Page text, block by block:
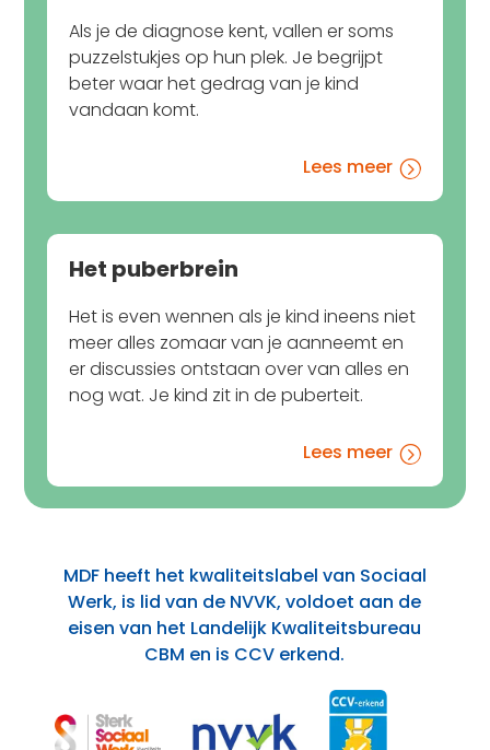
Als je de diagnose kent, vallen er soms
puzzelstukjes op hun plek. Je begrijpt
beter waar het gedrag van je kind
vandaan komt.
=
Lees meer
Het puberbrein
Het is even wennen als je kind ineens niet
meer alles zomaar van je aanneemt en
er discussies ontstaan over van alles en
nog wat. Je kind zit in de puberteit.
=
Lees meer
MDF heeft het kwaliteitslabel van Sociaal
Werk, is lid van de NVVK, voldoet aan de
eisen van het Landelijk Kwaliteitsbureau
CBM en is CCV erkend.